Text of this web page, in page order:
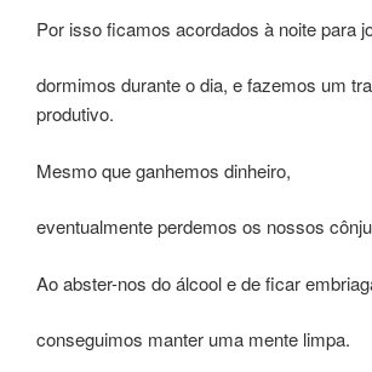
Por isso ficamos acordados à noite para
dormimos durante o dia, e fazemos um
produtivo.
Mesmo que ganhemos dinheiro,
eventualmente perdemos os nossos
Ao abster-nos do álcool e de ficar
conseguimos manter uma mente limpa.